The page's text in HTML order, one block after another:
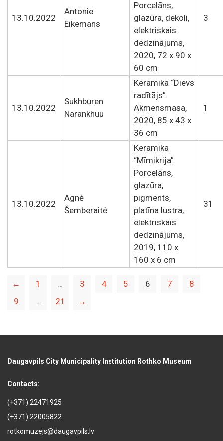
13.10.2022
Antonie
Eikemans
Porcelāns,
glazūra, dekoli,
elektriskais
dedzinājums,
2020, 72 x 90 x
60 cm
3
13.10.2022
Sukhburen
Narankhuu
Keramika “Dievs
radītājs”.
Akmensmasa,
2020, 85 x 43 x
36 cm
1
13.10.2022
Agnė
Šemberaitė
Keramika
“Mīmikrija”.
Porcelāns,
glazūra,
pigments,
platīna lustra,
elektriskais
dedzinājums,
2019, 110 x
160 x 6 cm
31
← 1 … 3 4 5 6 7
8
9
… 21 →
Daugavpils City Municipality Institution Rothko Museum
Contacts:
(+371) 22471925
(+371) 22005822
rotkomuzejs@daugavpils.lv